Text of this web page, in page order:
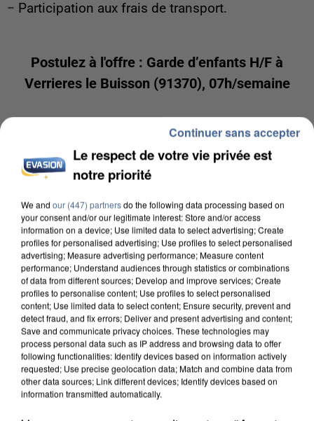
− Participation aux frais de transport.
Postulez à l'offre : Garde d’enfants H/F à
Verrieres le Buisson (91370), 07h/semaine
Votre e-mail *
Votre n° de téléphone*
Votre message*
Le respect de votre vie privée est
notre priorité
We and our (447) partnersdo the following data processing based on
your consent and/or our legitimate interest: Store and/or access
information on a device; Use limited data to select advertising; Create
profiles for personalised advertising; Use profiles to select personalised
advertising; Measure advertising performance; Measure content
performance; Understand audiences through statistics or combinations
of data from different sources; Develop and improve services; Create
profiles to personalise content; Use profiles to select personalised
content; Use limited data to select content; Ensure security, prevent and
detect fraud, and fix errors; Deliver and present advertising and content;
Save and communicate privacy choices. These technologies may
process personal data such as IP address and browsing data to offer
following functionalities: Identify devices based on information actively
requested; Use precise geolocation data; Match and combine data from
other data sources; Link different devices; Identify devices based on
information transmitted automatically.
Continuer sans accepter